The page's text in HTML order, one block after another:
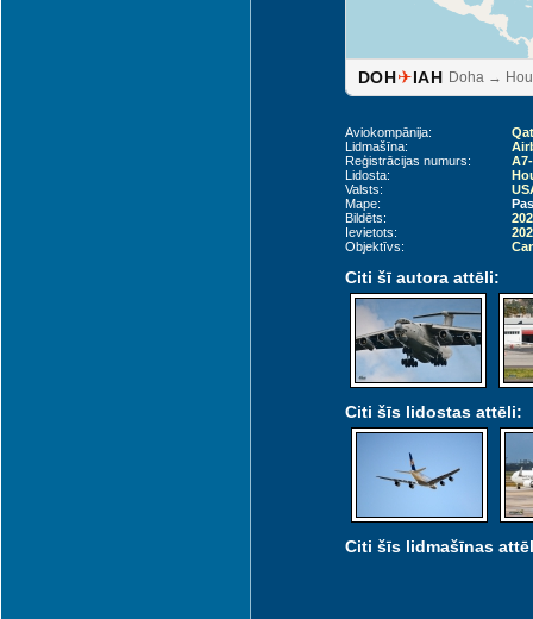
DOH✈IAH Doha →
Aviokompānija:
Lidmašīna:
Reģistrācijas numurs:
Lidosta:
Valsts:
Mape:
Bildēts:
Ievietots:
Objektīvs:
Citi šī autora attēli:
Citi šīs lidostas attēli:
Citi šīs lidmašīnas